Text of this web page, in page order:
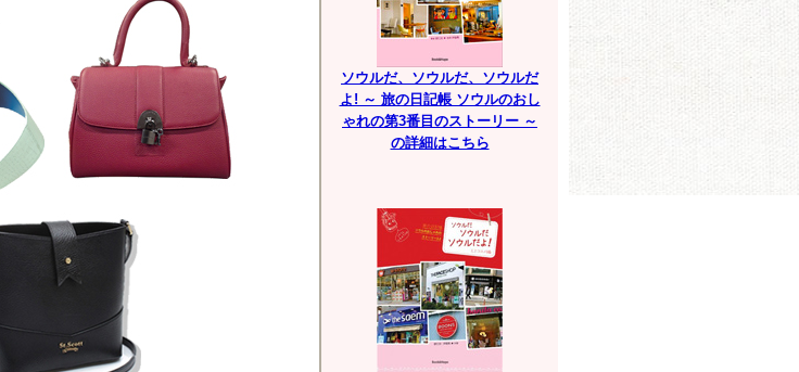
ソウルだ、ソウルだ、ソウルだ
よ! ～ 旅の日記帳 ソウルのおし
ゃれの第3番目のストーリー ～
の詳細はこちら